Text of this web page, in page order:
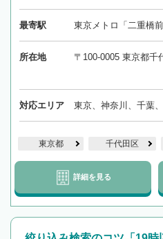
最寄駅 東京メトロ「二重橋
所在地 〒100-0005 東京都千
対応エリア 東京、神奈川、千葉
東京都 千代田区
詳細を見る